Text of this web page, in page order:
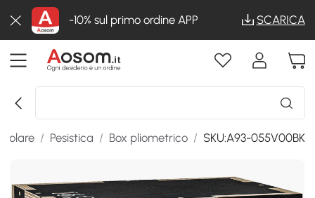
-10% sul primo ordine APP SCARICA
/ Pesistica / Box pliometrico / SKU:A93-055V00BK